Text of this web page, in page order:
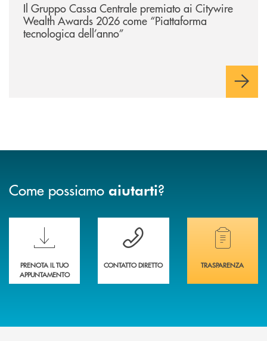
Il Gruppo Cassa Centrale premiato ai Citywire
Wealth Awards 2026 come “Piattaforma
tecnologica dell’anno”
Come possiamo aiutarti?
Scopri le funzionalità della nuova PRENOTA BANCA
PRENOTA IL TUO
APPUNTAMENTO
Hai bisogno di assistenza immediata?
CONTATTO DIRETTO
Hai bisogno di
TRASPARENZA